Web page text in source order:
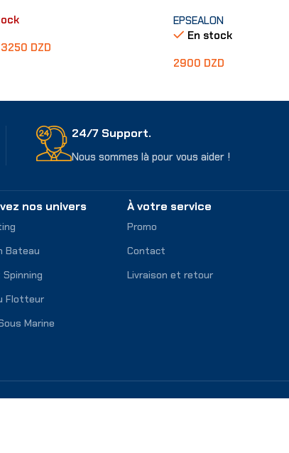
3250 DZD
EPSEALON
En stock
2900 DZD
24/7 Support.
Nous sommes là pour vous aider !
nos univers
Bateau
Flotteur
Marine
À votre service
Promo
Contact
Livraison et retour